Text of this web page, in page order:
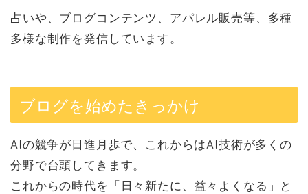
占いや、ブログコンテンツ、アパレル販売等、多種
多様な制作を発信しています。
ブログを始めたきっかけ
AIの競争が日進月歩で、これからはAI技術が多くの
分野で台頭してきます。
これからの時代を「日々新たに、益々よくなる」と